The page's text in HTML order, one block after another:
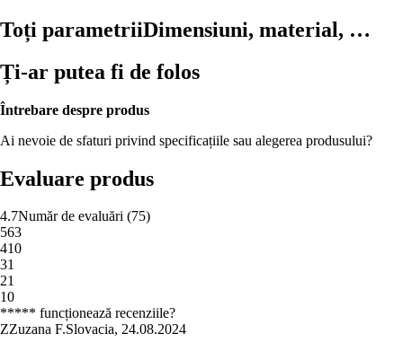
Toți parametriiDimensiuni, material, …
Ți-ar putea fi de folos
Întrebare despre produs
Ai nevoie de sfaturi privind specificațiile sau alegerea produsului?
Evaluare produs
4.7Număr de evaluări (75)
563
410
31
21
10
***** funcționează recenziile?
ZZuzana F.Slovacia, 24.08.2024